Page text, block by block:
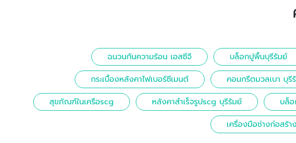
ฉนวนกันความร้อน เอสซีจี บล็อกปูพื้นบุรีรัมย์
กระเบื้องหลังคาไฟเบอร์ซีเมนต์
คอนกรีตมวลเบา บุรี
สุขภัณฑ์ในเครือscg
หลังคาสำเร็จรูปscg บุรีรัมย์ บล็
เครื่องมือช่างก่อสร้า